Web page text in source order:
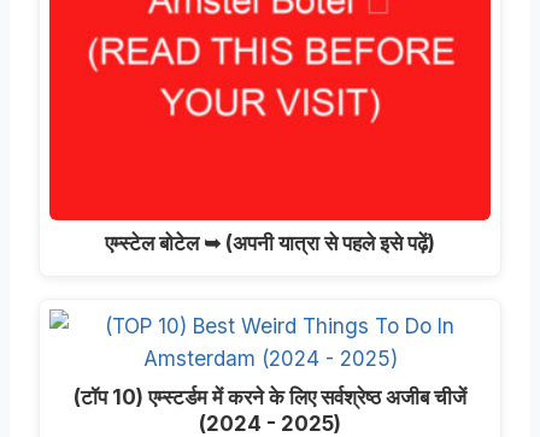
एम्स्टेल बोटेल ➥ (अपनी यात्रा से पहले इसे पढ़ें)
(टॉप 10) एम्स्टर्डम में करने के लिए सर्वश्रेष्ठ अजीब चीजें
(2024 - 2025)